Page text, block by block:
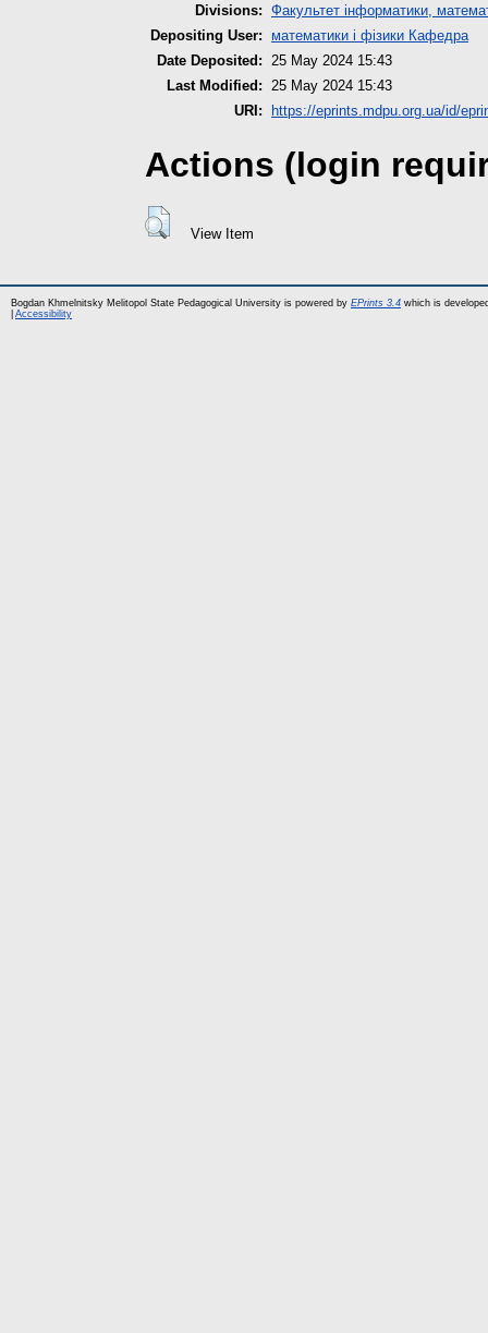
Divisions: Факультет інформатики,
Depositing User:
математики і фізики Кафедра
Date Deposited:
25 May 2024 15:43
Last Modified:
25 May 2024 15:43
URI:
https://eprints.mdpu.org.ua/id/
Actions (login
View Item
Bogdan Khmelnitsky Melitopol State Pedagogical University is powered by EPrints 3.4 which is
Accessibility